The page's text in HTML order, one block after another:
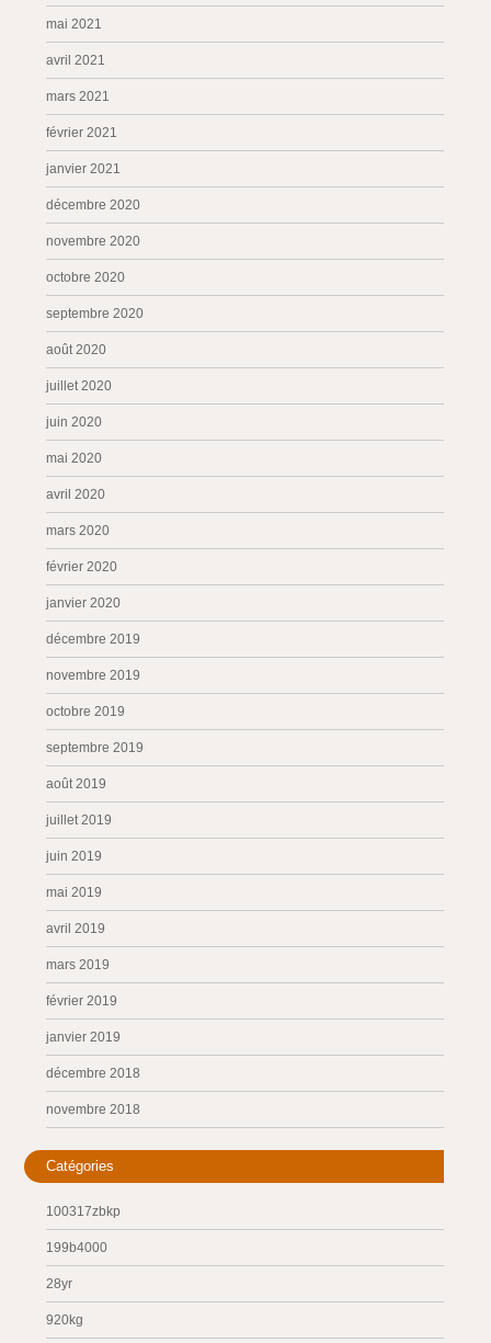
mai 2021
avril 2021
mars 2021
février 2021
janvier 2021
décembre 2020
novembre 2020
octobre 2020
septembre 2020
août 2020
juillet 2020
juin 2020
mai 2020
avril 2020
mars 2020
février 2020
janvier 2020
décembre 2019
novembre 2019
octobre 2019
septembre 2019
août 2019
juillet 2019
juin 2019
mai 2019
avril 2019
mars 2019
février 2019
janvier 2019
décembre 2018
novembre 2018
Catégories
100317zbkp
199b4000
28yr
920kg